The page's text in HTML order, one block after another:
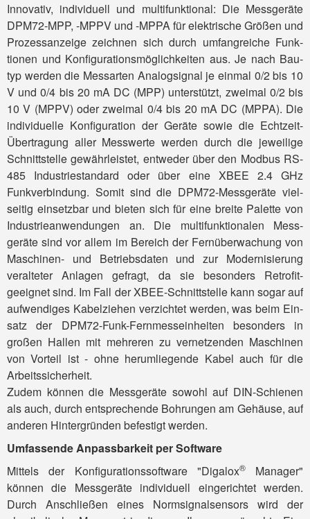
Innovativ, individuell und multifunktional: Die Mess­geräte
DPM72-MPP, -MPPV und -MPPA für elektrische Größen und
Prozess­anzeige zeich­nen sich durch um­fang­reiche Funk­
tionen und Konfigurations­möglichkeiten aus. Je nach Bau­
typ werden die Mess­arten Analog­signal je einmal 0/2 bis 10
V und 0/4 bis 20 mA DC (MPP) unterstützt, zweimal 0/2 bis
10 V (MPPV) oder zweimal 0/4 bis 20 mA DC (MPPA). Die
indi­viduelle Konfi­guration der Geräte sowie die Echtzeit-
Über­tragung aller Mess­werte werden durch die jeweilige
Schnitt­stelle gewähr­leistet, entweder über den Modbus RS-
485 Industriestandard oder über eine XBEE 2.4 GHz
Funkverbindung. Somit sind die DPM72-Mess­geräte viel­
seitig ein­setz­bar und bieten sich für eine breite Palette von
Industrie­anwendungen an. Die multi­funktio­nalen Mess­
geräte sind vor allem im Be­reich der Fern­über­wachung von
Maschinen- und Betriebs­daten und zur Moder­nisierung
veral­teter An­lagen gefragt, da sie beson­ders Retrofit-
geeignet sind. Im Fall der XBEE-Schnitt­stelle kann sogar auf
aufwen­diges Kabel­ziehen ver­zichtet werden, was beim Ein­
satz der DPM72-Funk-Fern­mess­ein­heiten beson­ders in
großen Hallen mit mehreren zu ver­netz­enden Maschinen
von Vor­teil ist - ohne herum­liegende Kabel auch für die
Arbeits­sicherheit.
Zudem können die Mess­geräte sowohl auf DIN-Schienen
als auch, durch ent­sprechende Boh­rungen am Gehäuse, auf
anderen Hinter­gründen befestigt werden.
Umfassende Anpassbarkeit per Software
Mittels der Konfi­gurations­soft­ware "Digalox®Manager"
können die Mess­geräte indivi­duell ein­gerich­tet wer­den.
Durch An­schließen eines Norm­signal­sensors wird der